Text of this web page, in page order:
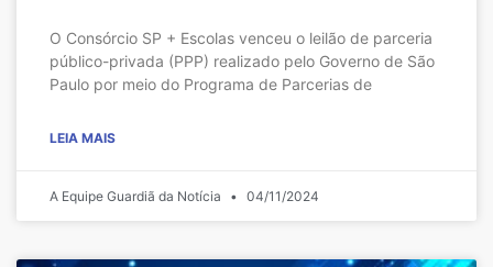
O Consórcio SP + Escolas venceu o leilão de parceria
público-privada (PPP) realizado pelo Governo de São
Paulo por meio do Programa de Parcerias de
LEIA MAIS
A Equipe Guardiã da Notícia 04/11/2024